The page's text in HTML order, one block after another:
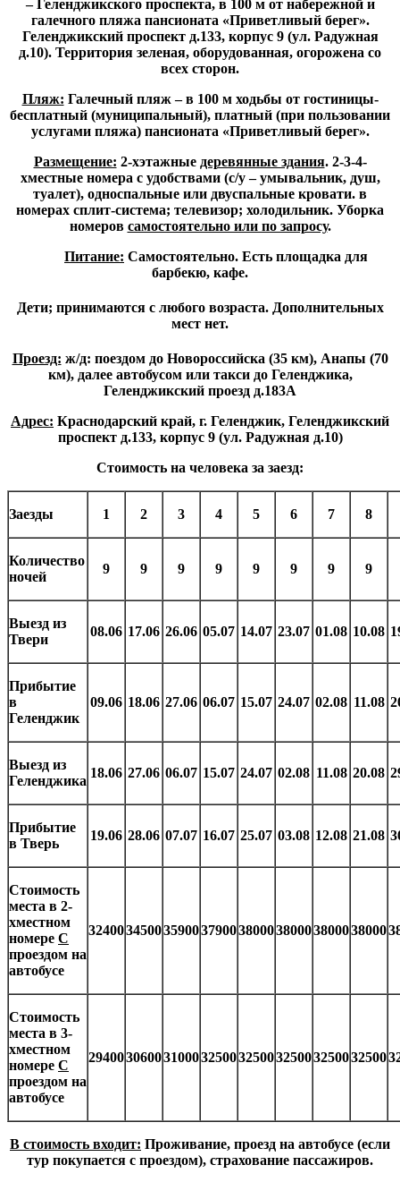
– Геленджикского проспекта, в 100 м от набережной и
галечного пляжа пансионата «Приветливый берег».
Геленджикский проспект д.133, корпус 9 (ул. Радужная
д.10). Территория зеленая, оборудованная, огорожена со
всех сторон.
Пляж: Галечный пляж – в 100 м ходьбы от гостиницы-
бесплатный (муниципальный), платный (при пользовании
услугами пляжа) пансионата «Приветливый берег».
Размещение: 2-хэтажные деревянные здания. 2-3-4-
хместные номера с удобствами (с/у – умывальник, душ,
туалет), односпальные или двуспальные кровати. в
номерах сплит-система; телевизор; холодильник. Уборка
номеров самостоятельно или по запросу.
Питание: Самостоятельно. Есть площадка для
барбекю, кафе.
Дети; принимаются с любого возраста. Дополнительных
мест нет.
Проезд: ж/д: поездом до Новороссийска (35 км), Анапы (70
км), далее автобусом или такси до Геленджика,
Геленджикский проезд д.183А
Адрес: Краснодарский край, г. Геленджик, Геленджикский
проспект д.133, корпус 9 (ул. Радужная д.10)
Стоимость на человека за заезд:
Заезды 1 2 3 4 5 6 7 8
Количество
ночей
9 9 9 9 9 9 9 9
Выезд из
Твери
08.06 17.06 26.06 05.07 14.07 23.07 01.08 10.08
Прибытие
в
Геленджик
09.06 18.06 27.06 06.07 15.07 24.07 02.08 11.08
Выезд из
Геленджика
18.06 27.06 06.07 15.07 24.07 02.08 11.08 20.08
Прибытие
в Тверь
19.06 28.06 07.07 16.07 25.07 03.08 12.08 21.08
Стоимость
места в 2-
хместном
номере С
проездом на
автобусе
3240034500359003790038000380003800038000
Стоимость
места в 3-
хместном
номере С
проездом на
автобусе
2940030600310003250032500325003250032500
В стоимость входит: Проживание, проезд на автобусе (если
тур покупается с проездом), страхование пассажиров.